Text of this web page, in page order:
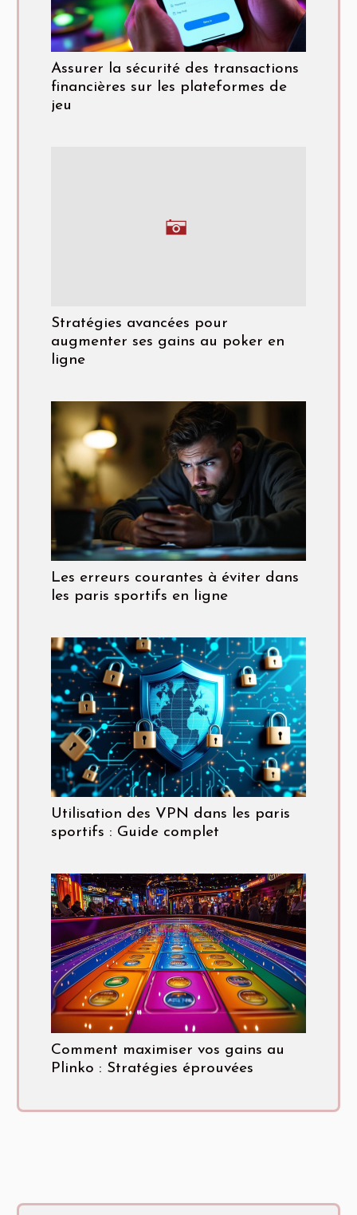
Assurer la sécurité des transactions
financières sur les plateformes de
jeu
Stratégies avancées pour
augmenter ses gains au poker en
ligne
Les erreurs courantes à éviter dans
les paris sportifs en ligne
Utilisation des VPN dans les paris
sportifs : Guide complet
Comment maximiser vos gains au
Plinko : Stratégies éprouvées